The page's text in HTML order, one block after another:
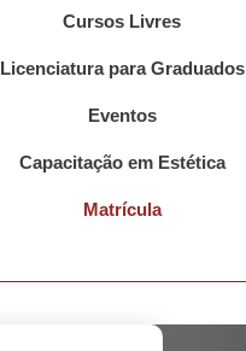
Cursos Livres
Licenciatura para Graduados
Eventos
Capacitação em Estética
Matrícula